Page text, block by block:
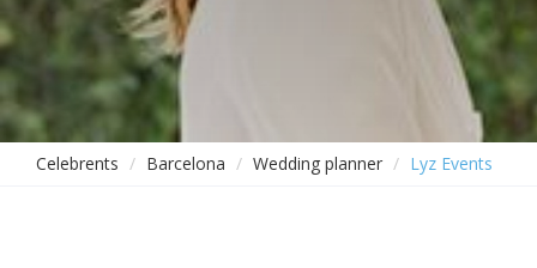
Celebrents Barcelona Wedding planner Lyz Events